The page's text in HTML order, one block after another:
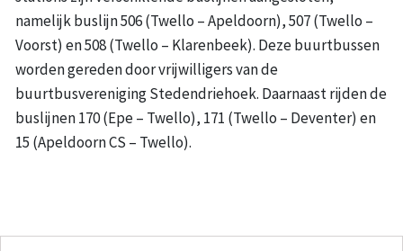
namelijk buslijn 506 (Twello – Apeldoorn), 507 (Twello –
Voorst) en 508 (Twello – Klarenbeek). Deze buurtbussen
worden gereden door vrijwilligers van de
buurtbusvereniging Stedendriehoek. Daarnaast rijden de
buslijnen 170 (Epe – Twello), 171 (Twello – Deventer) en
15 (Apeldoorn CS – Twello).